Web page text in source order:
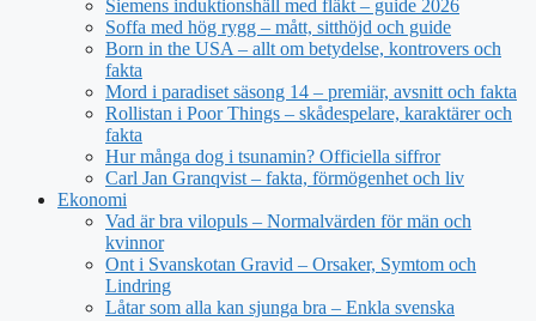
Siemens induktionshäll med fläkt – guide 2026
Soffa med hög rygg – mått, sitthöjd och guide
Born in the USA – allt om betydelse, kontrovers och
fakta
Mord i paradiset säsong 14 – premiär, avsnitt och fakta
Rollistan i Poor Things – skådespelare, karaktärer och
fakta
Hur många dog i tsunamin? Officiella siffror
Carl Jan Granqvist – fakta, förmögenhet och liv
Ekonomi
Vad är bra vilopuls – Normalvärden för män och
kvinnor
Ont i Svanskotan Gravid – Orsaker, Symtom och
Lindring
Låtar som alla kan sjunga bra – Enkla svenska